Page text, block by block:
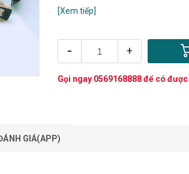
[Xem tiếp]
- +
Gọi ngay 0569168888để có được
GIÁ(APP)